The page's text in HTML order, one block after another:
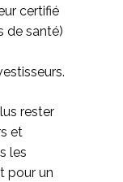
certifié
de santé)
rester
et
les
pour un